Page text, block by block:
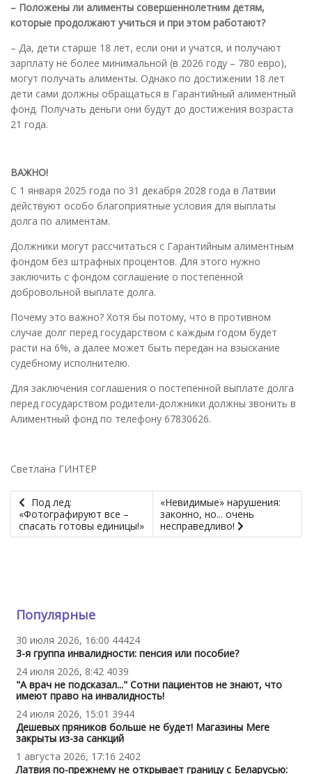
– Положены ли алименты совершеннолетним детям,
которые продолжают учиться и при этом работают?
– Да, дети старше 18 лет, если они и учатся, и получают
зарплату не более минимальной (в 2026 году – 780 евро),
могут получать алименты. Однако по достижении 18 лет
дети сами должны обращаться в Гарантийный алиментный
фонд. Получать деньги они будут до достижения возраста
21 года.
ВАЖНО!
С 1 января 2025 года по 31 декабря 2028 года в Латвии
действуют особо благоприятные условия для выплаты
долга по алиментам.
Должники могут рассчитаться с Гарантийным алиментным
фондом без штрафных процентов. Для этого нужно
заключить с фондом соглашение о постепенной
добровольной выплате долга.
Почему это важно? Хотя бы потому, что в противном
случае долг перед государством с каждым годом будет
расти на 6%, а далее может быть передан на взыскание
судебному исполнителю.
Для заключения соглашения о постепенной выплате долга
перед государством родители-должники должны звонить в
Алиментный фонд по телефону 67830626.
Светлана ГИНТЕР
Под лед:
«Фотографируют все –
спасать готовы единицы!»
«Невидимые» нарушения:
законно, но... очень
несправедливо!
Популярные
30 июля 2026, 16:00 44424
3-я группа инвалидности: пенсия или пособие?
24 июля 2026, 8:42 4039
"А врач не подсказал..." Сотни пациентов не знают, что
имеют право на инвалидность!
24 июля 2026, 15:01 3944
Дешевых пряников больше не будет! Магазины Mere
закрыты из-за санкций
1 августа 2026, 17:16 2402
Латвия по-прежнему не открывает границу с Беларусью: